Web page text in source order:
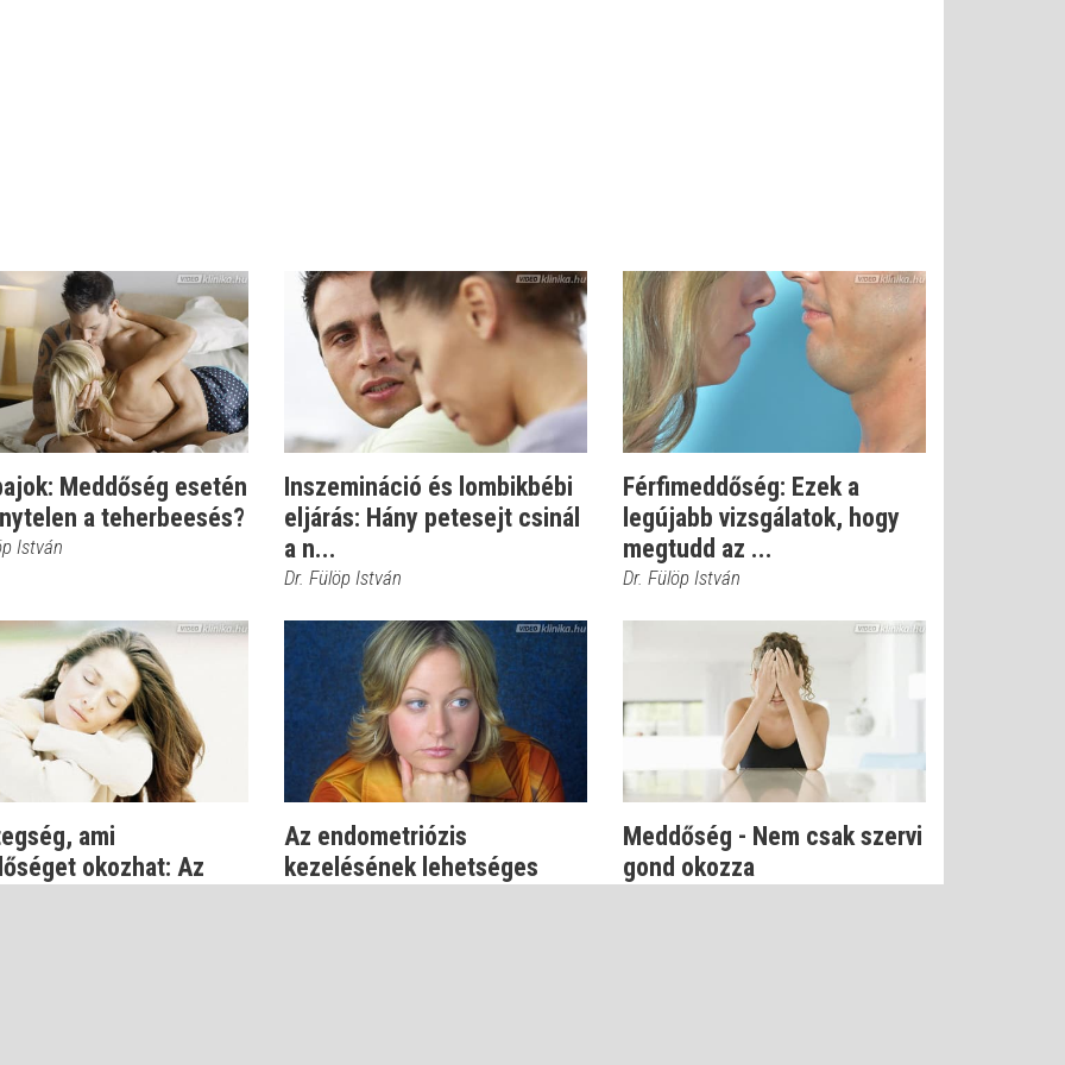
Meddőség esetén
a teherbeesés?
István
Inszemináció és lombikbébi
eljárás: Hány petesejt csinál
a n...
Dr. Fülöp István
Férfimeddőség: Ezek a
legújabb vizsgálatok, hogy
megtudd az ...
Dr. Fülöp István
ami
okozhat: Az
Az endometriózis
kezelésének lehetséges
Meddőség - Nem csak szervi
gond okozza